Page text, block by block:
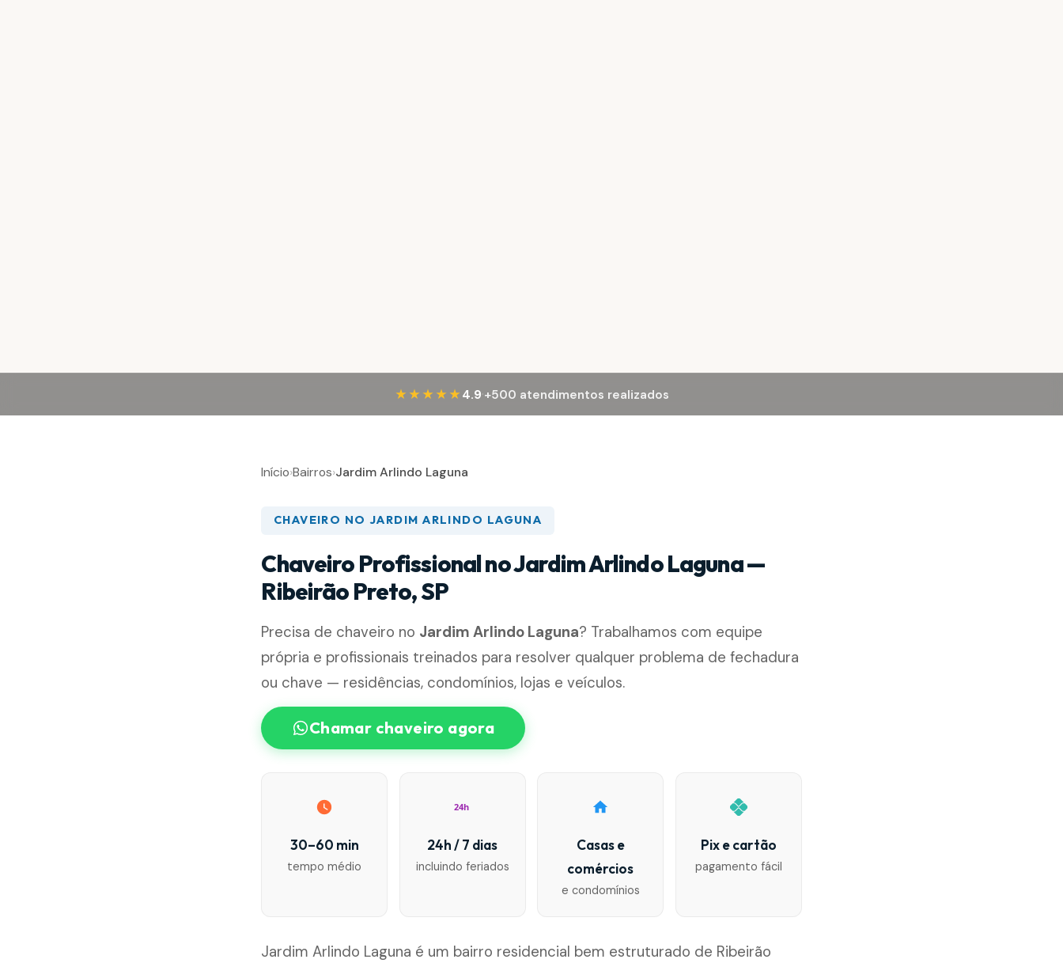
★★★★★ 4.9·+500 atendimentos realizados
Início›Bairros›Jardim Arlindo Laguna
CHAVEIRO NO JARDIM ARLINDO LAGUNA
Chaveiro Profissional no Jardim Arlindo Laguna —
Ribeirão Preto, SP
Precisa de chaveiro no Jardim Arlindo Laguna? Trabalhamos com equipe
própria e profissionais treinados para resolver qualquer problema de fechadura
ou chave — residências, condomínios, lojas e veículos.
Chamar chaveiro agora
30–60 min
tempo médio
24h
24h / 7 dias
incluindo feriados
Casas e
comércios
e condomínios
Pix e cartão
pagamento fácil
Jardim Arlindo Laguna é um bairro residencial bem estruturado de Ribeirão